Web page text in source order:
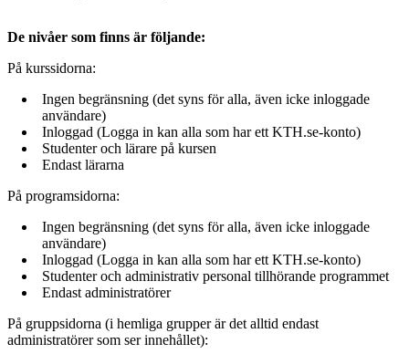
De nivåer som finns är följande:
På kurssidorna:
Ingen begränsning (det syns för alla, även icke inloggade
användare)
Inloggad (Logga in kan alla som har ett KTH.se-konto)
Studenter och lärare på kursen
Endast lärarna
På programsidorna:
Ingen begränsning (det syns för alla, även icke inloggade
användare)
Inloggad (Logga in kan alla som har ett KTH.se-konto)
Studenter och administrativ personal tillhörande programmet
Endast administratörer
På gruppsidorna (i hemliga grupper är det alltid endast
administratörer som ser innehållet):